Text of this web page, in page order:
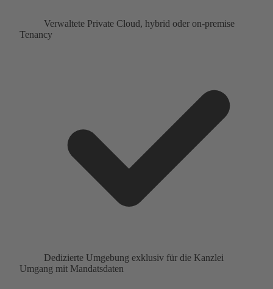
Verwaltete Private Cloud, hybrid oder on-premise
Tenancy
Dedizierte Umgebung exklusiv für die Kanzlei
Umgang mit Mandatsdaten